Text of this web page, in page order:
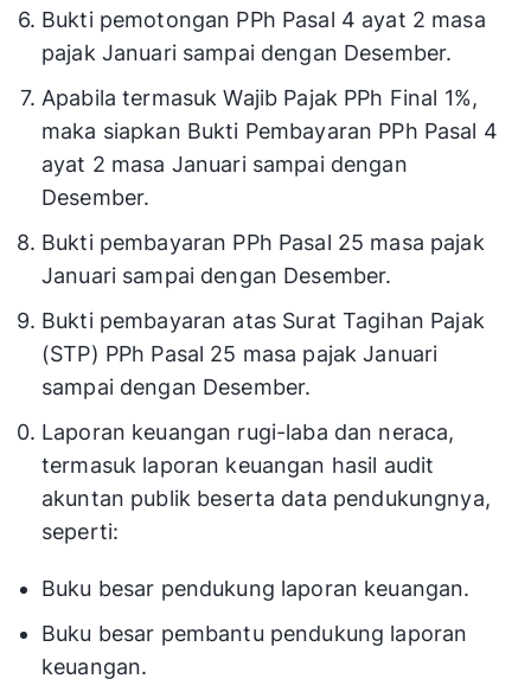
Bukti pemotongan PPh Pasal 4 ayat 2 masa
pajak Januari sampai dengan Desember.
Apabila termasuk Wajib Pajak PPh Final 1%,
maka siapkan Bukti Pembayaran PPh Pasal 4
ayat 2 masa Januari sampai dengan
Desember.
Bukti pembayaran PPh Pasal 25 masa pajak
Januari sampai dengan Desember.
Bukti pembayaran atas Surat Tagihan Pajak
(STP) PPh Pasal 25 masa pajak Januari
sampai dengan Desember.
Laporan keuangan rugi-laba dan neraca,
termasuk laporan keuangan hasil audit
akuntan publik beserta data pendukungnya,
seperti:
Buku besar pendukung laporan keuangan.
Buku besar pembantu pendukung laporan
keuangan.